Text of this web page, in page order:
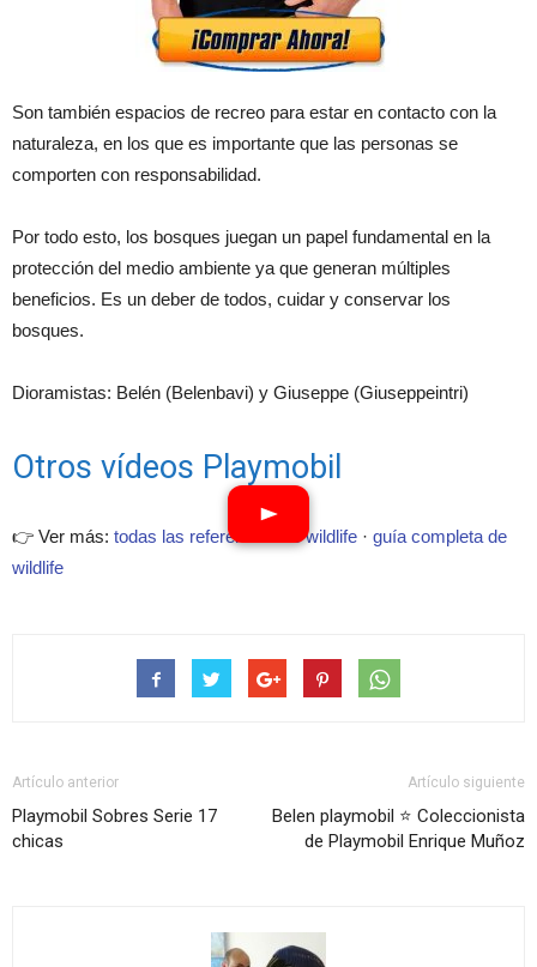
Son también espacios de recreo para estar en contacto con la
naturaleza, en los que es importante que las personas se
comporten con responsabilidad.
Por todo esto, los bosques juegan un papel fundamental en la
protección del medio ambiente ya que generan múltiples
beneficios. Es un deber de todos, cuidar y conservar los
bosques.
Dioramistas: Belén (Belenbavi) y Giuseppe (Giuseppeintri)
Otros vídeos Playmobil
👉 Ver más: todas las referencias de wildlife · guía completa de
wildlife
Artículo anterior
Playmobil Sobres Serie 17
chicas
Artículo siguiente
Belen playmobil ⭐ Coleccionista
de Playmobil Enrique Muñoz